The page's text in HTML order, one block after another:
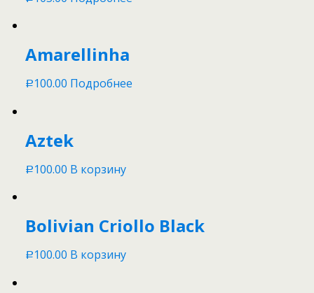
Amarellinha
Р 100.00 Подробнее
Aztek
Р 100.00 В корзину
Bolivian Criollo Black
Р 100.00 В корзину